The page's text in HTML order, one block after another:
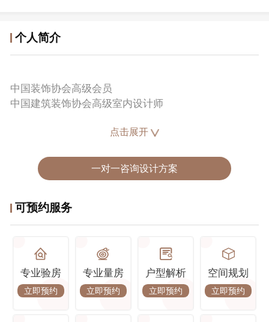
个人简介
中国装饰协会高级会员
中国建筑装饰协会高级室内设计师
2004年武汉市第二届泽皓雅居DK设计大赛优秀奖
2006年荣获全国优秀设计师
2008年中国建筑装饰协会高级会员
2015年武汉十九届室内设计师技能大赛二等奖
2016年中国高端别墅设计大赛佳作奖
2022年武汉中国家装产业创新大赛红鼎奖一等奖
设计理念 :
点击展开
一对一咨询设计方案
可预约服务
专业验房
立即预约
专业量房
立即预约
户型解析
立即预约
空间规划
立即预约